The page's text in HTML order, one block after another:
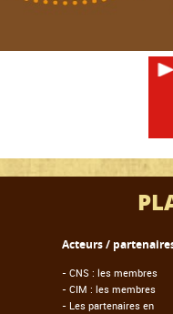
Acteurs /
- CNS : les membres
- CIM : les membres
- Les partenaires en